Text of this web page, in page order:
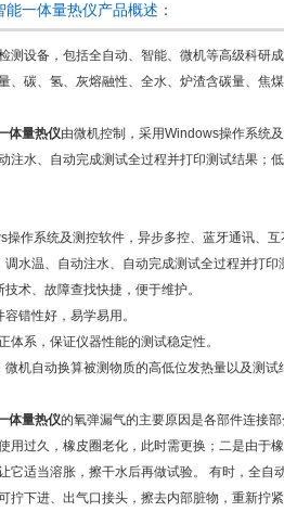
一体量热仪产品概述：
测设备，包括全自动、智能、微机等高级科研
、碳、氢、灰熔融性、全水、炉渣含碳量、焦
体量热仪由微机控制，采用Windows操作系统
注水、自动完成测试全过程并打印测试结果；
作系统及测控软件，异步多控、蓝牙通讯、互
水温、自动注水、自动完成测试全过程并打印
术、故障查找快捷，便于维护。
错性好，易学易用。
体系，保证仪器性能的测试稳定性。
机自动换算被测物质的高低位发热量以及测试
体量热仪的氧弹漏气的主要原因是各部件连接
用过久，橡皮圈老化，此时需更换；二是由于
它适当溶胀，擦干水后再做试验。 有时，全
拧下进、出气口接头，擦去内部脏物，重新拧